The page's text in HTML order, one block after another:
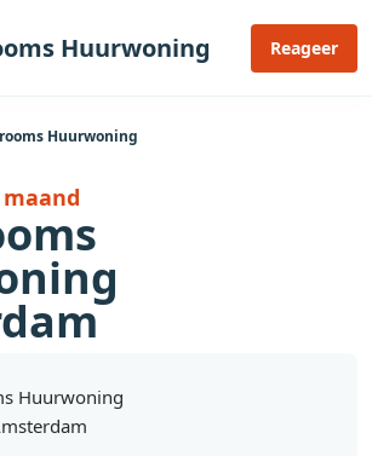
Huurwoning Reageer
Huurwoning
maand
Huurwoning